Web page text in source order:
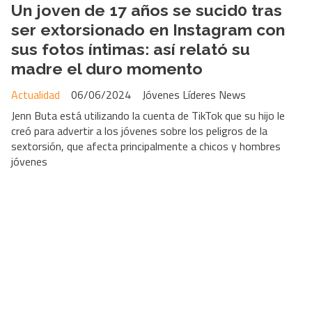
Un joven de 17 años se sucid0 tras
ser extorsionado en Instagram con
sus fotos íntimas: así relató su
madre el duro momento
Jóvenes Líderes News
Actualidad
06/06/2024
Jenn Buta está utilizando la cuenta de TikTok que su hijo le
creó para advertir a los jóvenes sobre los peligros de la
sextorsión, que afecta principalmente a chicos y hombres
jóvenes